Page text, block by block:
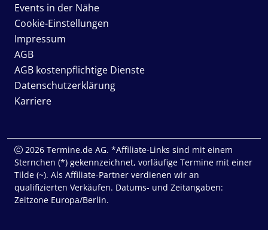
Events in der Nähe
Cookie-Einstellungen
Impressum
AGB
AGB kostenpflichtige Dienste
Datenschutzerklärung
Karriere
2026 Termine.de AG. *Affiliate-Links sind mit einem
Sternchen (*) gekennzeichnet, vorläufige Termine mit einer
Tilde (~). Als Affiliate-Partner verdienen wir an
qualifizierten Verkäufen. Datums- und Zeitangaben:
Zeitzone Europa/Berlin.